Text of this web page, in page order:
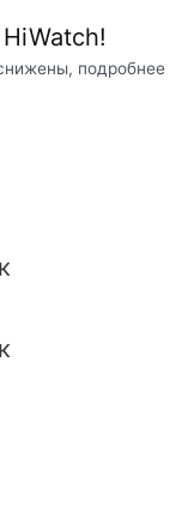
подробнее